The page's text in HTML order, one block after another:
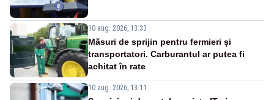
10 aug. 2026, 13:33
Măsuri de sprijin pentru fermieri și
transportatori. Carburantul ar putea fi
achitat în rate
10 aug. 2026, 13:11